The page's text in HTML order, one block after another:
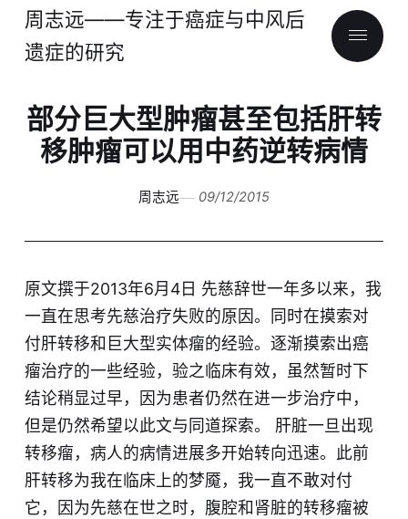
周志远——专注于癌症与中风后
遗症的研究
部分巨大型肿瘤甚至包括肝转
移肿瘤可以用中药逆转病情
周志远 09/12/2015
原文撰于2013年6月4日 先慈辞世一年多以来，我
一直在思考先慈治疗失败的原因。同时在摸索对
付肝转移和巨大型实体瘤的经验。逐渐摸索出癌
瘤治疗的一些经验，验之临床有效，虽然暂时下
结论稍显过早，因为患者仍然在进一步治疗中，
但是仍然希望以此文与同道探索。 肝脏一旦出现
转移瘤，病人的病情进展多开始转向迅速。此前
肝转移为我在临床上的梦魇，我一直不敢对付
它，因为先慈在世之时，腹腔和肾脏的转移瘤被